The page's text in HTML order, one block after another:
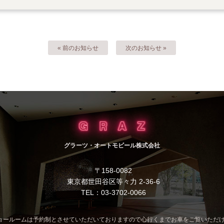
« 前のお知らせ 次のお知らせ »
グラーツ・オートモビール株式会社
〒158-0082
東京都世田谷区等々力 2-36-6
TEL：03-3702-0066
ールームは予約制とさせていただいておりますので心行くまでお車をご覧いただ